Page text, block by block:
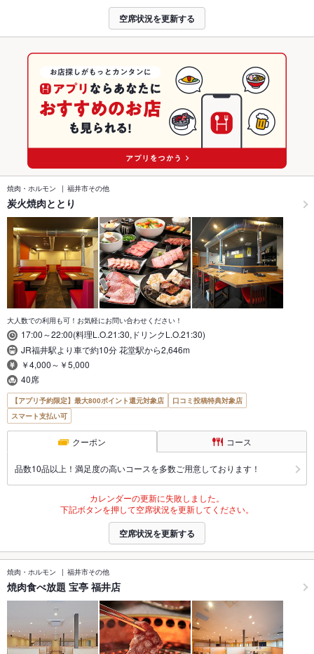
空席状況を更新する
焼肉・ホルモン 福井市その他
炭火焼肉ととり
大人数での利用も可！お気軽にお問い合わせください！
17:00～22:00(料理L.O.21:30,ドリンクL.O.21:30)
JR福井駅より車で約10分 花堂駅から2,646m
￥4,000～￥5,000
40席
【アプリ予約限定】最大800ポイント還元対象店
口コミ投稿特典対象店
スマート支払い可
クーポン コース
品数10品以上！満足度の高いコースを多数ご用意しております！
カレンダーの更新に失敗しました。
下記ボタンを押して空席状況を更新してください。
空席状況を更新する
焼肉・ホルモン 福井市その他
焼肉食べ放題 宝亭 福井店